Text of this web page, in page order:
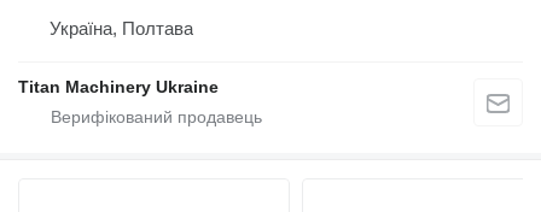
Україна, Полтава
Titan Machinery Ukraine